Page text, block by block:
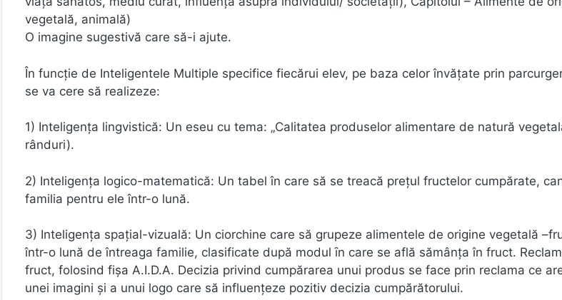
vegetală, animală)
O imagine sugestivă care să-i ajute.
În funcţie de Inteligentele Multiple specifice fiecărui elev, pe baza celor învăţate prin
se va cere să realizeze:
1) Inteligenţa lingvistică: Un eseu cu tema: „Calitatea produselor alimentare de natură
rânduri).
2) Inteligenţa logico-matematică: Un tabel în care să se treacă preţul fructelor cumpărate,
familia pentru ele într-o lună.
3) Inteligenţa spaţial-vizuală: Un ciorchine care să grupeze alimentele de origine vegetală
într-o lună de întreaga familie, clasificate după modul ȋn care se află sămânța în fruct.
fruct, folosind fişa A.I.D.A. Decizia privind cumpărarea unui produs se face prin reclama ce
unei imagini şi a unui logo care să influenţeze pozitiv decizia cumpărătorului.